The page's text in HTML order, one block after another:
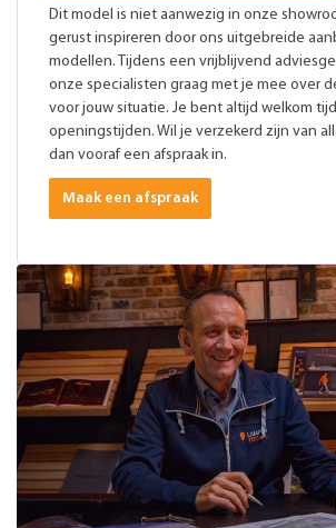
Dit model is niet aanwezig in onze
gerust inspireren door ons uitgebreide
modellen. Tijdens een vrijblijvend
onze specialisten graag met je mee over
voor jouw situatie. Je bent altijd welkom
openingstijden. Wil je verzekerd zijn van
dan vooraf een afspraak in.
Maak een afspraak